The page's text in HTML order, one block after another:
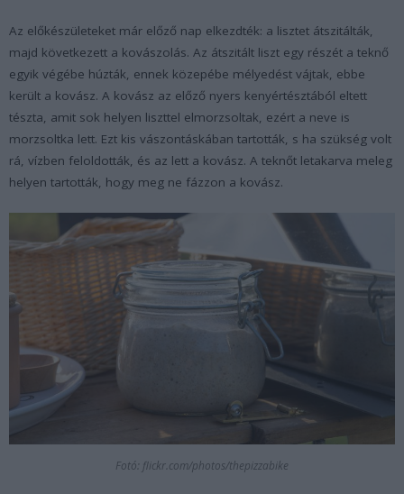
Az előkészületeket már előző nap elkezdték: a lisztet átszitálták,
majd következett a kovászolás. Az átszitált liszt egy részét a teknő
egyik végébe húzták, ennek közepébe mélyedést vájtak, ebbe
került a kovász. A kovász az előző nyers kenyértésztából eltett
tészta, amit sok helyen liszttel elmorzsoltak, ezért a neve is
morzsoltka lett. Ezt kis vászontáskában tartották, s ha szükség volt
rá, vízben feloldották, és az lett a kovász. A teknőt letakarva meleg
helyen tartották, hogy meg ne fázzon a kovász.
Fotó: flickr.com/photos/thepizzabike